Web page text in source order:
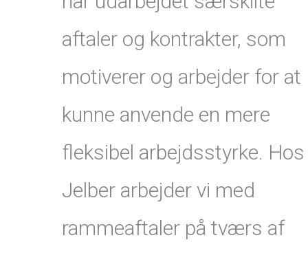
aftaler og kontrakter, som
motiverer og arbejder for at
kunne anvende en mere
fleksibel arbejdsstyrke. Hos
Jelber arbejder vi med
rammeaftaler på tværs af